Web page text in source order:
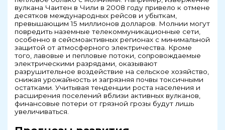
вулкана Чаитен в Чили в 2008 году привело к отмене
десятков международных рейсов и убыткам,
превышающим 15 миллионов долларов. Молнии могут
повредить наземные телекоммуникационные сети,
особенно в сейсмоактивных регионах с минимальной
защитой от атмосферного электричества. Кроме
того, лавовые и пепловые потоки, сопровождаемые
электрическими разрядами, оказывают
разрушительное воздействие на сельское хозяйство,
снижая урожайность и загрязняя почвы токсичными
остатками. Учитывая тенденции роста населения и
расширения поселений вблизи активных вулканов,
финансовые потери от грязной грозы будут лишь
увеличиваться.